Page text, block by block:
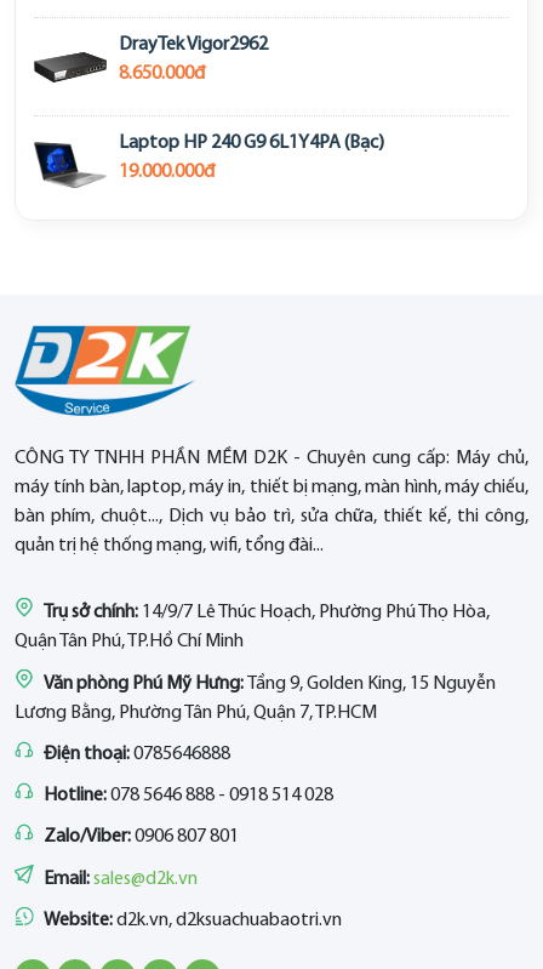
DrayTek Vigor2962
8.650.000đ
Laptop HP 240 G9 6L1Y4PA (Bạc)
19.000.000đ
CÔNG TY TNHH PHẦN MỀM D2K - Chuyên cung cấp: Máy chủ,
máy tính bàn, laptop, máy in, thiết bị mạng, màn hình, máy chiếu,
bàn phím, chuột..., Dịch vụ bảo trì, sửa chữa, thiết kế, thi công,
quản trị hệ thống mạng, wifi, tổng đài...
Trụ sở chính: 14/9/7 Lê Thúc Hoạch, Phường Phú Thọ Hòa,
Quận Tân Phú, TP.Hồ Chí Minh
Văn phòng Phú Mỹ Hưng:Tầng 9, Golden King, 15 Nguyễn
Lương Bằng, Phường Tân Phú, Quận 7, TP.HCM
Điện thoại:0785646888
Hotline:078 5646 888 - 0918 514 028
Zalo/Viber:0906 807 801
Email:sales@d2k.vn
Website:d2k.vn, d2ksuachuabaotri.vn